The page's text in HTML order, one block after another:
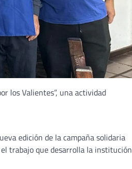
los Valientes”, una actividad
edición de la campaña solidaria
el trabajo que desarrolla la institución